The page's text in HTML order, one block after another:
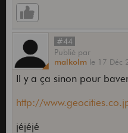
#44
Publié par
malkolm le 17 Déc
Il y a ça sinon pour
http://
jéjéjé